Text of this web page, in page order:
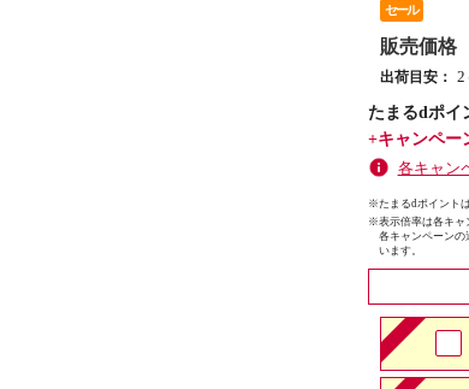
セール
販売価格
出荷目安： 2
たまるdポイ
+キャンペー
各キャン
※たまるdポイント
※表示倍率は各キャ
各キャンペーンの
います。